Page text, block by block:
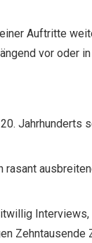
Auftritte
vor oder
Jahrhunderts
Zehntausende